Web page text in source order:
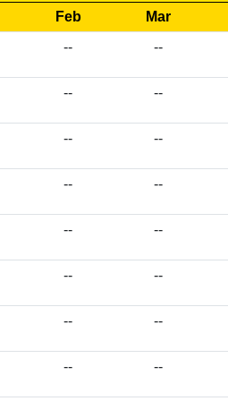
Feb Mar
-- --
-- --
-- --
-- --
-- --
-- --
-- --
-- --